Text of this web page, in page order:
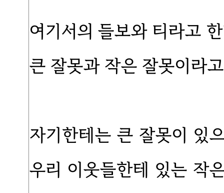
여기서의 들보와 티라고
큰 잘못과 작은 잘못이라
자기한테는 큰 잘못이 있
우리 이웃들한테 있는 작